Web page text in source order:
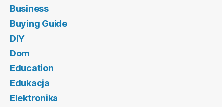
Business
Buying Guide
DIY
Dom
Education
Edukacja
Elektronika